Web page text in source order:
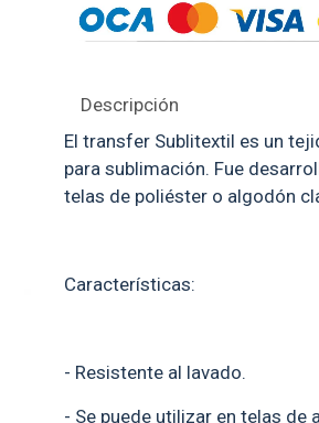
Descripción
El transfer Sublitextil es un
para sublimación. Fue
telas de poliéster o algodón
Características:
- Resistente al lavado.
- Se puede utilizar en telas de
Bandera 90-60 sublimable
$ 69
Adorno